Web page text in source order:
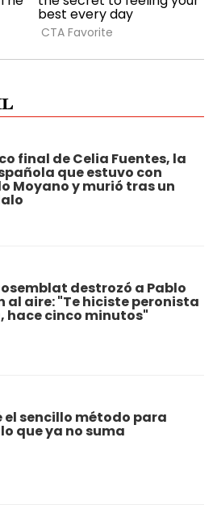
final de Celia Fuentes, la
que estuvo con
Moyano y murió tras un
destrozó a Pablo
al aire: "Te hiciste peronista
hace cinco minutos"
el sencillo método para
que ya no suma